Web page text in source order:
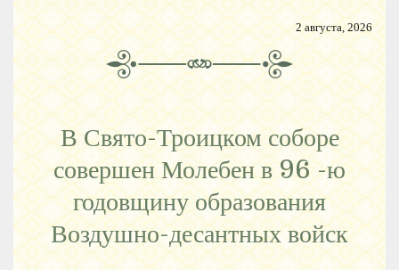
2 августа, 2026
В Свято-Троицком соборе
совершен Молебен в 96 -ю
годовщину образования
Воздушно-десантных войск